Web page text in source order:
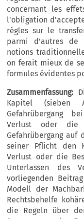
concernant les
l'obligation
règles sur le
parmi d'autres de
notions
on ferait mieux de
formules évidentes
Zusammenfassung:
Kapitel
Gefahrübergang
Verlust oder die
Gefahrübergang auf
seiner Pflicht den
Verlust oder die
Unterlassen des
vorliegenden
Modell der
Rechtsbehelfe
die Regeln über